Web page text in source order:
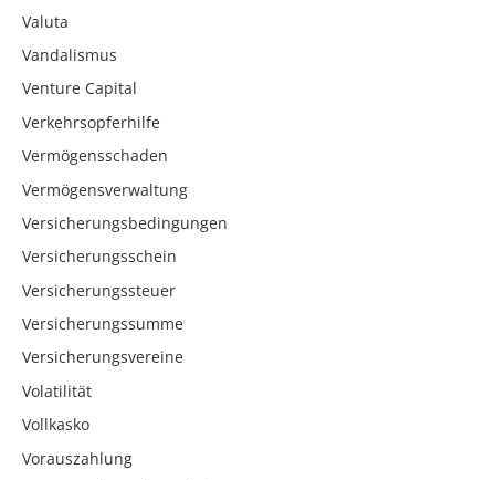
Valuta
Vandalismus
Venture Capital
Verkehrsopferhilfe
Vermögensschaden
Vermögensverwaltung
Versicherungsbedingungen
Versicherungsschein
Versicherungssteuer
Versicherungssumme
Versicherungsvereine
Volatilität
Vollkasko
Vorauszahlung